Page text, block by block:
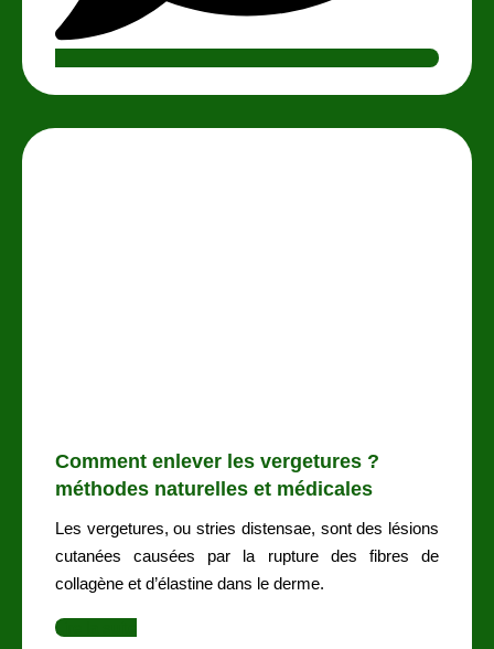
Comment enlever les vergetures ?
méthodes naturelles et médicales
Les vergetures, ou stries distensae, sont des lésions
cutanées causées par la rupture des fibres de
collagène et d’élastine dans le derme.
Lire la suite